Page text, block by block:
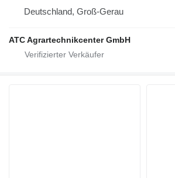
Deutschland, Groß-Gerau
ATC Agrartechnikcenter GmbH